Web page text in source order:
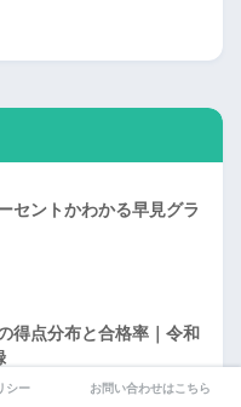
セントかわかる早見グラ
得点分布と合格率｜令和
シー お問い合わせはこちら